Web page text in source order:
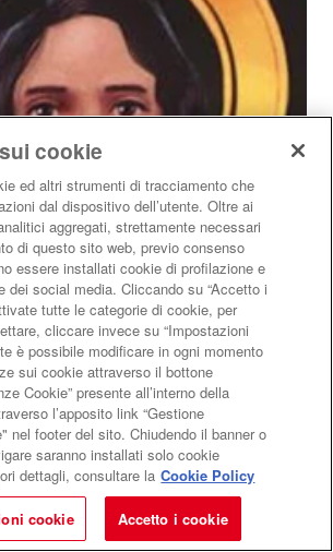
La ragazza che disse
media ci fanno conoscere la
contro il matrimonio riparatore
Una scuola di lettori
Giuseppe Verdi
SCUOLA RECENSIONE
cookie
ed altri strumenti di tracciamento che
dal dispositivo dell’utente. Oltre ai
aggregati, strettamente necessari
di questo sito web, previo consenso
essere installati cookie di profilazione e
dei social media. Cliccando su “Accetto i
tutte le categorie di cookie, per
cliccare invece su “Impostazioni
è possibile modificare in ogni momento
sui cookie attraverso il bottone
Cookie” presente all’interno della
l’apposito link “Gestione
nel footer del sito. Chiudendo il banner o
saranno installati solo cookie
dettagli, consultare la Cookie Policy
cookie Accetto i cookie